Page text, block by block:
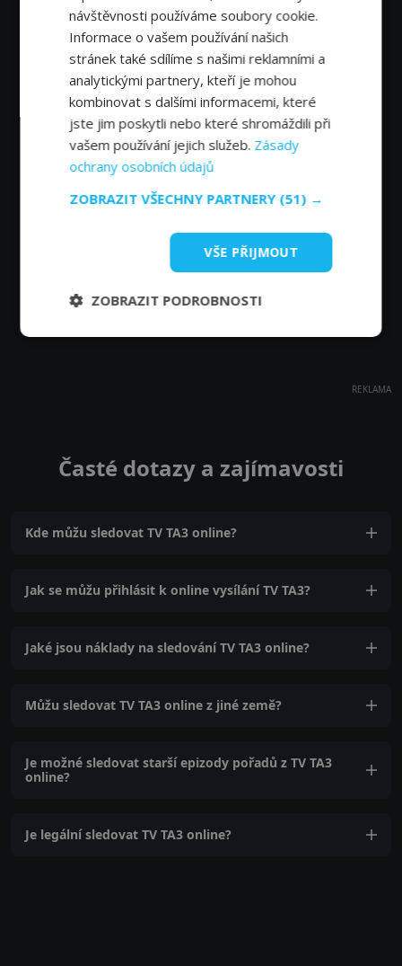
REKLAMA
Časté dotazy a zajímavosti
Kde můžu sledovat TV TA3 online?
Jak se můžu přihlásit k online vysílání TV TA3?
Jaké jsou náklady na sledování TV TA3 online?
Můžu sledovat TV TA3 online z jiné země?
Je možné sledovat starší epizody pořadů z TV TA3
online?
Je legální sledovat TV TA3 online?
návštěvnosti používáme soubory cookie.
Informace o vašem používání našich
stránek také sdílíme s našimi reklamními a
analytickými partnery, kteří je mohou
kombinovat s dalšími informacemi, které
jste jim poskytli nebo které shromáždili při
vašem používání jejich služeb. Zásady
ochrany osobních údajů
ZOBRAZIT VŠECHNY PARTNERY (51) →
VŠE PŘIJMOUT
ZOBRAZIT PODROBNOSTI